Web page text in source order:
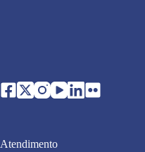
Atendimento